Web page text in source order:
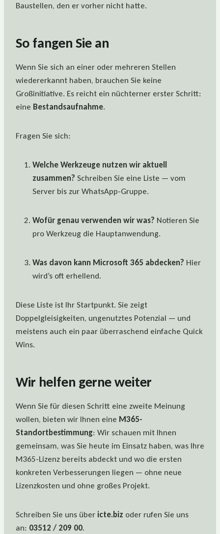
Baustellen, den er vorher nicht hatte.
So fangen Sie an
Wenn Sie sich an einer oder mehreren Stellen
wiedererkannt haben, brauchen Sie keine
Großinitiative. Es reicht ein nüchterner erster Schritt:
eine Bestandsaufnahme.
Fragen Sie sich:
Welche Werkzeuge nutzen wir aktuell
zusammen? Schreiben Sie eine Liste — vom
Server bis zur WhatsApp-Gruppe.
Wofür genau verwenden wir was? Notieren Sie
pro Werkzeug die Hauptanwendung.
Was davon kann Microsoft 365 abdecken? Hier
wird’s oft erhellend.
Diese Liste ist Ihr Startpunkt. Sie zeigt
Doppelgleisigkeiten, ungenutztes Potenzial — und
meistens auch ein paar überraschend einfache Quick
Wins.
Wir helfen gerne weiter
Wenn Sie für diesen Schritt eine zweite Meinung
wollen, bieten wir Ihnen eine M365-
Standortbestimmung: Wir schauen mit Ihnen
gemeinsam, was Sie heute im Einsatz haben, was Ihre
M365-Lizenz bereits abdeckt und wo die ersten
konkreten Verbesserungen liegen — ohne neue
Lizenzkosten und ohne großes Projekt.
Schreiben Sie uns über icte.biz oder rufen Sie uns
an: 03512 / 209 00.